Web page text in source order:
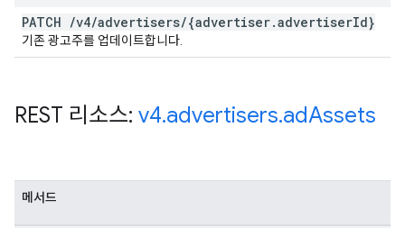
PATCH /v4/advertisers/{advertiser.advertiserId}
기존 광고주를 업데이트합니다.
REST 리소스: v4.advertisers.adAssets
메서드